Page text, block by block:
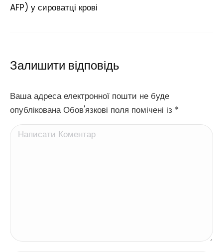
AFP) у сироватці крові
Залишити відповідь
Ваша адреса електронної пошти не буде
опублікована Обов'язкові поля помічені із *
Написати Коментар